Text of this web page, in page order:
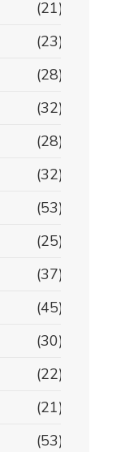
(21)
(23)
(28)
(32)
(28)
(32)
(53)
(25)
(37)
(45)
(30)
(22)
(21)
(53)